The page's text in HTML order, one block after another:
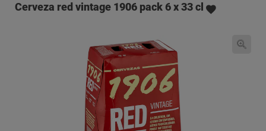
Cerveza red vintage 1906 pack 6 x 33 cl